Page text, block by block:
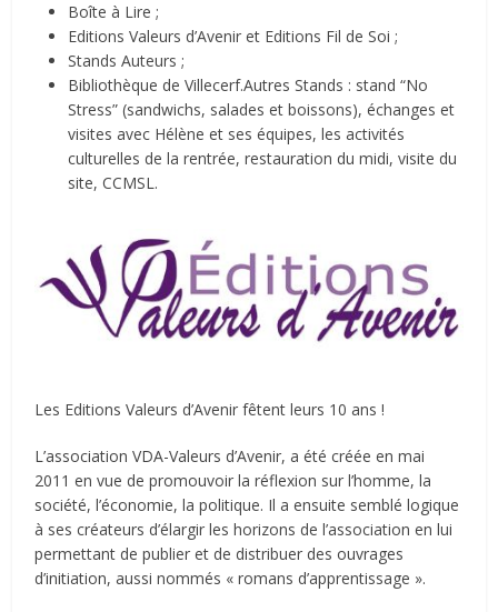
Boîte à Lire ;
Editions Valeurs d’Avenir et Editions Fil de Soi ;
Stands Auteurs ;
Bibliothèque de Villecerf.Autres Stands : stand “No
Stress” (sandwichs, salades et boissons), échanges et
visites avec Hélène et ses équipes, les activités
culturelles de la rentrée, restauration du midi, visite du
site, CCMSL.
Les Editions Valeurs d’Avenir fêtent leurs 10 ans !
L’association VDA-Valeurs d’Avenir, a été créée en mai
2011 en vue de promouvoir la réflexion sur l’homme, la
société, l’économie, la politique. Il a ensuite semblé logique
à ses créateurs d’élargir les horizons de l’association en lui
permettant de publier et de distribuer des ouvrages
d’initiation, aussi nommés « romans d’apprentissage ».